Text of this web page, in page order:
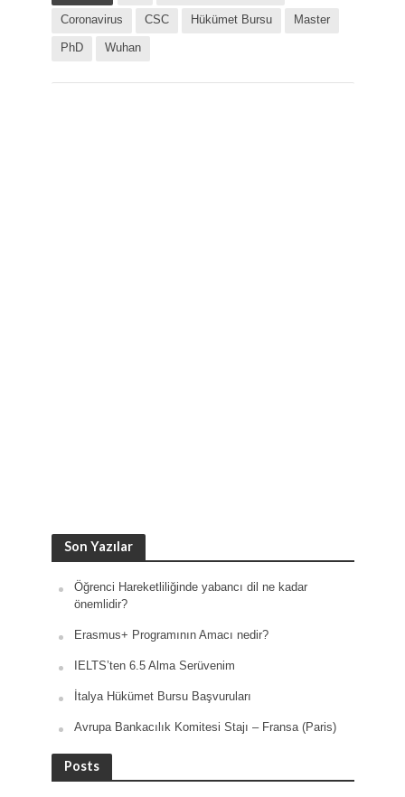
Coronavirus CSC Hükümet Bursu Master
PhD Wuhan
Son Yazılar
Öğrenci Hareketliliğinde yabancı dil ne kadar
önemlidir?
Erasmus+ Programının Amacı nedir?
IELTS’ten 6.5 Alma Serüvenim
İtalya Hükümet Bursu Başvuruları
Avrupa Bankacılık Komitesi Stajı – Fransa (Paris)
Posts